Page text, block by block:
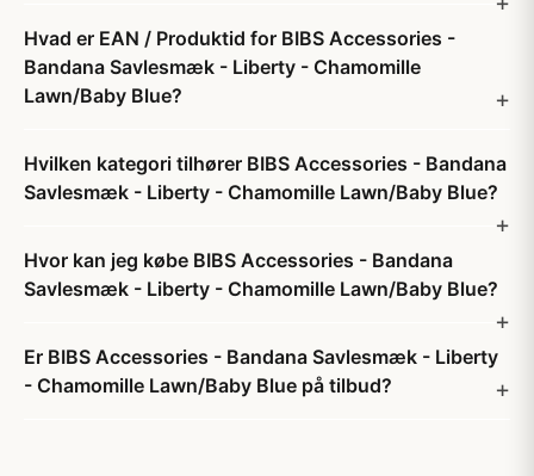
Hvad er EAN / Produktid for BIBS Accessories -
Bandana Savlesmæk - Liberty - Chamomille
Lawn/Baby Blue?
Hvilken kategori tilhører BIBS Accessories - Bandana
Savlesmæk - Liberty - Chamomille Lawn/Baby Blue?
Hvor kan jeg købe BIBS Accessories - Bandana
Savlesmæk - Liberty - Chamomille Lawn/Baby Blue?
Er BIBS Accessories - Bandana Savlesmæk - Liberty
- Chamomille Lawn/Baby Blue på tilbud?